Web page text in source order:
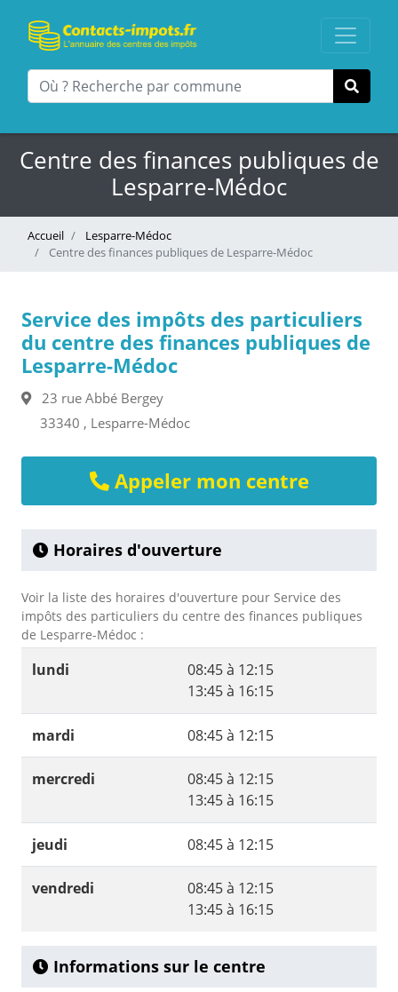
Centre des finances publiques de
Lesparre-Médoc
Accueil
Lesparre-Médoc
Centre des finances publiques de Lesparre-Médoc
Service des impôts des particuliers
du centre des finances publiques de
Lesparre-Médoc
23 rue Abbé Bergey
33340 , Lesparre-Médoc
Appeler mon centre
Horaires d'ouverture
Voir la liste des horaires d'ouverture pour Service des
impôts des particuliers du centre des finances publiques
de Lesparre-Médoc :
lundi
08:45 à 12:15
13:45 à 16:15
mardi 08:45 à 12:15
mercredi
08:45 à 12:15
13:45 à 16:15
jeudi 08:45 à 12:15
vendredi
08:45 à 12:15
13:45 à 16:15
Informations sur le centre